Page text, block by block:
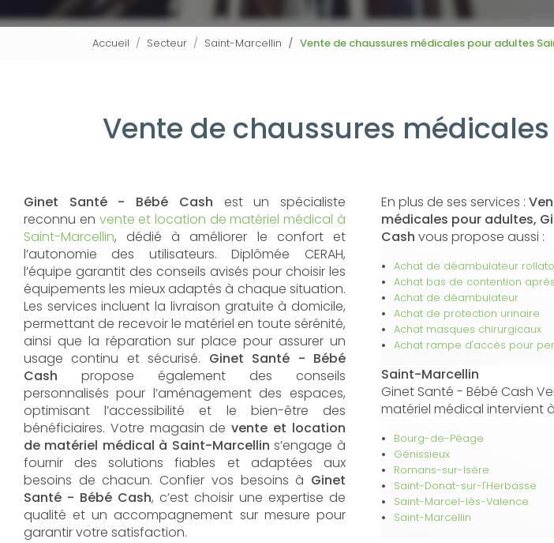
Accueil Secteur Saint-Marcellin Vente de chaussures médicales pour adultes
Vente de chaussures
Ginet Santé - Bébé Cash est un spécialiste
reconnu en vente et location de matériel médical à
Saint-Marcellin, dédié à améliorer le confort et
l’autonomie des utilisateurs. Diplômée CERAH,
l’équipe garantit des conseils avisés pour choisir les
équipements les mieux adaptés à chaque situation.
Les services incluent la livraison gratuite à domicile,
permettant de recevoir le matériel en toute sérénité,
ainsi que la réparation sur place pour assurer un
usage continu et sécurisé. Ginet Santé - Bébé
Cash propose également des conseils
personnalisés pour l’aménagement des espaces,
optimisant l’accessibilité et le bien-être des
bénéficiaires. Votre magasin devente et location
de matériel médical à Saint-Marcellin s’engage à
fournir des solutions fiables et adaptées aux
besoins de chacun. Confier vos besoins à Ginet
Santé - Bébé Cash, c’est choisir une expertise de
qualité et un accompagnement sur mesure pour
garantir votre satisfaction.
En plus de ses services :
médicales pour adultes,
Cash vous propose aussi :
Achat de déambulateur
Achat bas de contention
Achat de déambulateur
Achat de protection urinaire
Achat masques chirurgicaux
Achat rampe d'accès pour
Saint-Marcellin
Ginet Santé - Bébé Cash
matériel médical intervient
Bourg-de-Péage
Génissieux
Romans-sur-Isère
Saint-Donat-sur-l'Herbasse
Saint-Marcel-lès-Valence
Saint-Marcellin